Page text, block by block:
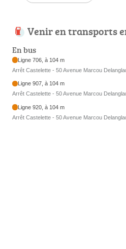
Venir en transports
En bus
Ligne 706, à 104 m
Arrêt Castelette - 50 Avenue Marcou
Ligne 907, à 104 m
Arrêt Castelette - 50 Avenue Marcou
Ligne 920, à 104 m
Arrêt Castelette - 50 Avenue Marcou